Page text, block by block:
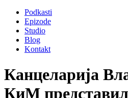
Podkasti
Epizode
Studio
Blog
Kontakt
Канцеларија
КиМ